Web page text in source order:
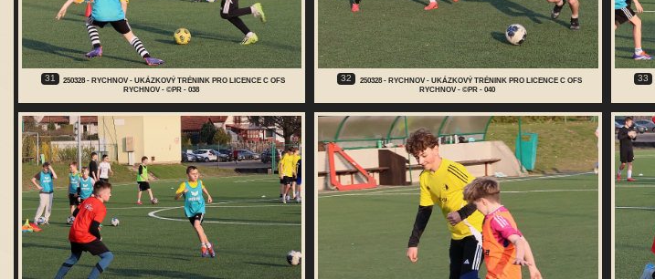
31
250328 - RYCHNOV - UKÁZKOVÝ TRÉNINK PRO LICENCE C OFS
RYCHNOV - ©PR - 038
32
250328 - RYCHNOV - UKÁZKOVÝ TRÉNINK PRO LICENCE C OFS
RYCHNOV - ©PR - 040
33